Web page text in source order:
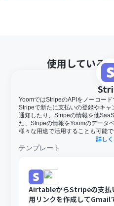
使用している
YoomではStripeのAPIをノーコード
Stripeで新たに支払いの登録やキ
通知したり、Stripeの情報を他
た、Stripeの情報をYoomのデータ
様々な用途で活用することも可能で
詳し
テンプレート
AirtableからStripeの支払
用リンクを作成してGmail